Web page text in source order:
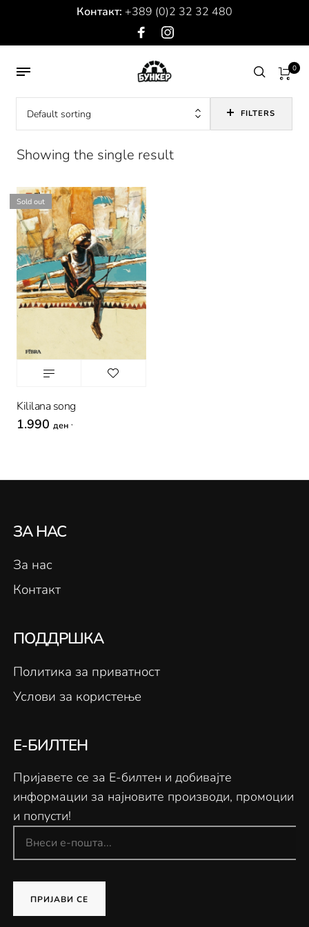
Контакт: +389 (0)2 32 32 480
0
Default sorting FILTERS
Showing the single result
Sold out
Kililana song
1.990 ден ,
ЗА НАС
За нас
Контакт
ПОДДРШКА
Политика за приватност
Услови за користење
Е-БИЛТЕН
Пријавете се за Е-билтен и добивајте
информации за најновите производи, промоции
и попусти!